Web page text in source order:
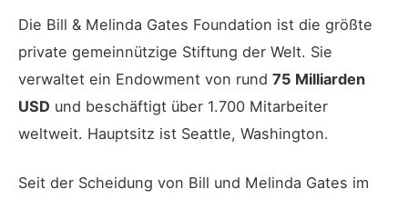
Die Bill & Melinda Gates Foundation ist die größte
private gemeinnützige Stiftung der Welt. Sie
verwaltet ein Endowment von rund 75 Milliarden
USD und beschäftigt über 1.700 Mitarbeiter
weltweit. Hauptsitz ist Seattle, Washington.
Seit der Scheidung von Bill und Melinda Gates im